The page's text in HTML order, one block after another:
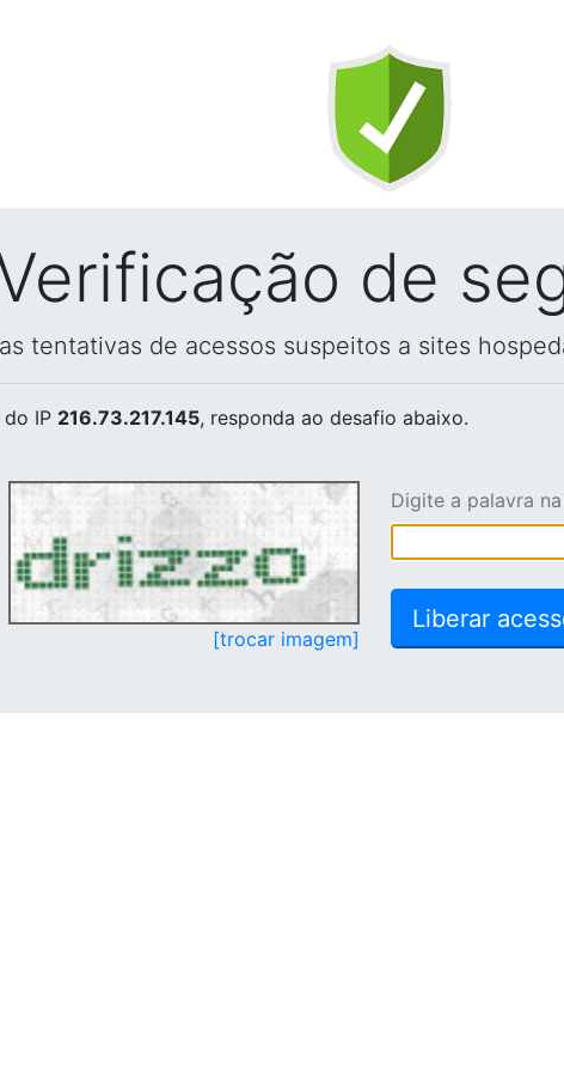
de
tentativas de acessos suspeitos a sites
do IP 216.73.217.145, responda ao desafio abaixo.
[trocar imagem]
Digite a palavra